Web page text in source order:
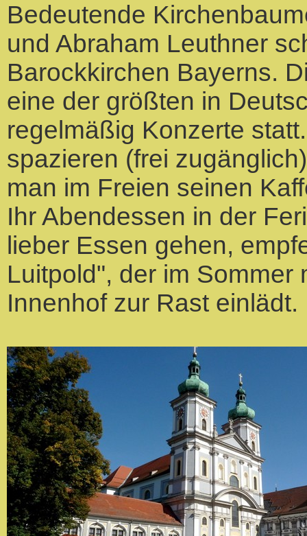
Bedeutende
und Abraham Leuthner
Barockkirchen Bayerns.
eine der größten in
regelmäßig Konzerte
spazieren (frei
man im Freien seinen
Ihr Abendessen in der
lieber Essen gehen,
Luitpold", der im Sommer
Innenhof zur Rast einlädt.